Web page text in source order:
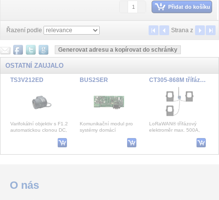
Přidat do košíku
Řazení podle Strana z
OSTATNÍ ZAUJALO
TS3V212ED
Varifokální objektiv s F1.2
automatickou clonou DC,
BUS2SER
Komunikační modul pro
systémy domácí
třetích stran, komunikací
CT305-868M třífázový elektroměr s nepřímým měřením, 500A
LoRaWAN® třífázový
elektroměr max. 500A,
jednoduchá instalace,
O nás